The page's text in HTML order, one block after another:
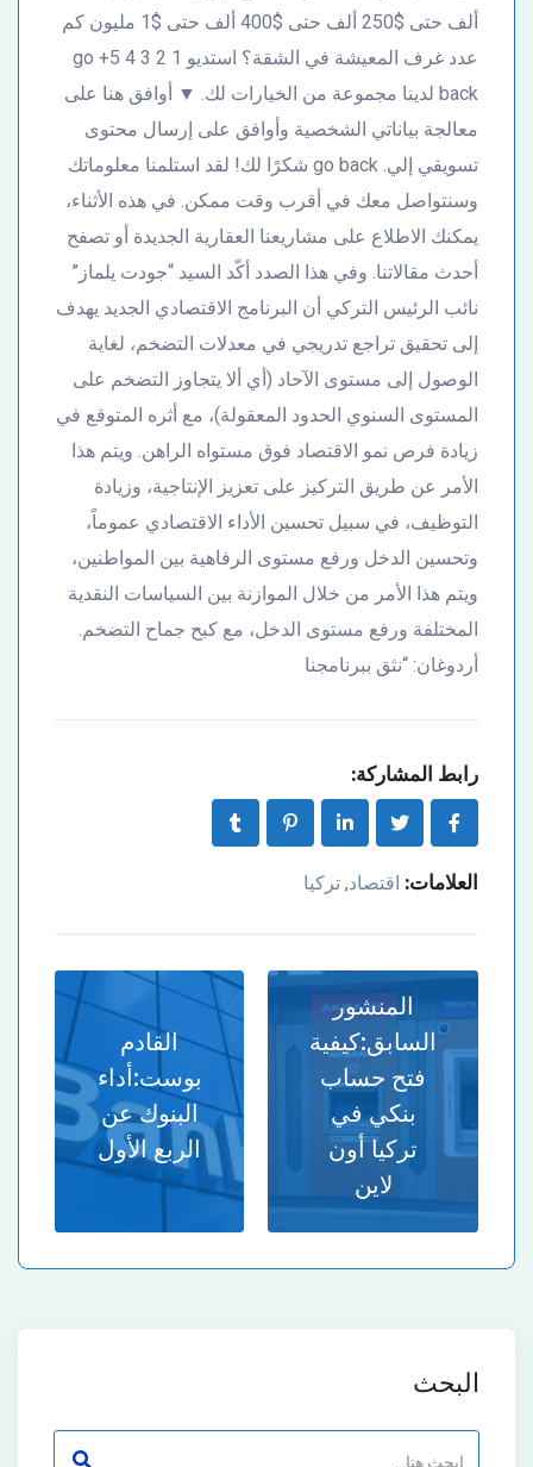
ألف حتى $250 ألف حتى $400 ألف حتى $1 مليون كم
عدد غرف المعيشة في الشقة؟ استديو 1 2 3 4 5+ go
back لدينا مجموعة من الخيارات لك. ▼ أوافق هنا على
معالجة بياناتي الشخصية وأوافق على إرسال محتوى
تسويقي إلي. go back شكرًا لك! لقد استلمنا معلوماتك
وسنتواصل معك في أقرب وقت ممكن. في هذه الأثناء،
يمكنك الاطلاع على مشاريعنا العقارية الجديدة أو تصفح
أحدث مقالاتنا. وفي هذا الصدد أكّد السيد “جودت يلماز”
نائب الرئيس التركي أن البرنامج الاقتصادي الجديد يهدف
إلى تحقيق تراجع تدريجي في معدلات التضخم، لغاية
الوصول إلى مستوى الآحاد (أي ألا يتجاوز التضخم على
المستوى السنوي الحدود المعقولة)، مع أثره المتوقع في
زيادة فرص نمو الاقتصاد فوق مستواه الراهن. ويتم هذا
الأمر عن طريق التركيز على تعزيز الإنتاجية، وزيادة
التوظيف، في سبيل تحسين الأداء الاقتصادي عموماً،
وتحسين الدخل ورفع مستوى الرفاهية بين المواطنين،
ويتم هذا الأمر من خلال الموازنة بين السياسات النقدية
المختلفة ورفع مستوى الدخل، مع كبح جماح التضخم.
أردوغان: “نثق ببرنامجنا
رابط المشاركة:
العلامات: اقتصاد, تركيا
المنشور
السابق:كيفية
فتح حساب
بنكي في
تركيا أون
لاين
القادم
بوست:أداء
البنوك عن
الربع الأول
البحث